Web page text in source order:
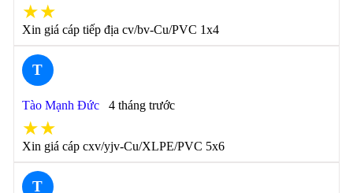
★★
Xin giá cáp tiếp địa cv/bv-Cu/PVC 1x4
T
Tào Mạnh Đức 4 tháng trước
★★
Xin giá cáp cxv/yjv-Cu/XLPE/PVC 5x6
T